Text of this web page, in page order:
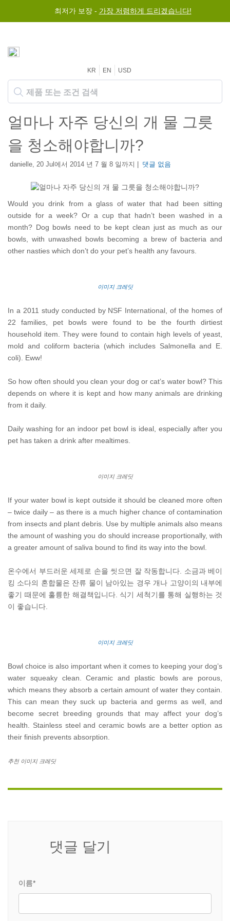
최저가 보장 - 가장 저렴하게 드리겠습니다!
KR EN USD
얼마나 자주 당신의 개 물 그릇
을 청소해야합니까?
danielle, 20 Jul에서 2014 년 7 월 8 일까지 | 댓글 없음
Would you drink from a glass of water that had been sitting
outside for a week? Or a cup that hadn’t been washed in a
month? Dog bowls need to be kept clean just as much as our
bowls, with unwashed bowls becoming a brew of bacteria and
other nasties which don’t do your pet’s health any favours.
이미지 크레딧
In a 2011 study conducted by NSF International, of the homes of
22 families, pet bowls were found to be the fourth dirtiest
household item. They were found to contain high levels of yeast,
mold and coliform bacteria (which includes Salmonella and E.
coli). Eww!
So how often should you clean your dog or cat’s water bowl? This
depends on where it is kept and how many animals are drinking
from it daily.
Daily washing for an indoor pet bowl is ideal, especially after you
pet has taken a drink after mealtimes.
이미지 크레딧
If your water bowl is kept outside it should be cleaned more often
– twice daily – as there is a much higher chance of contamination
from insects and plant debris. Use by multiple animals also means
the amount of washing you do should increase proportionally, with
a greater amount of saliva bound to find its way into the bowl.
온수에서 부드러운 세제로 손을 씻으면 잘 작동합니다. 소금과 베이
킹 소다의 혼합물은 잔류 물이 남아있는 경우 개나 고양이의 내부에
좋기 때문에 훌륭한 해결책입니다. 식기 세척기를 통해 실행하는 것
이 좋습니다.
이미지 크레딧
Bowl choice is also important when it comes to keeping your dog’s
water squeaky clean. Ceramic and plastic bowls are porous,
which means they absorb a certain amount of water they contain.
This can mean they suck up bacteria and germs as well, and
become secret breeding grounds that may affect your dog’s
health. Stainless steel and ceramic bowls are a better option as
their finish prevents absorption.
추천 이미지 크레딧
댓글 달기
이름*